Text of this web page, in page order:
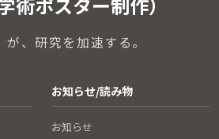
が、研究を加速する。
お知らせ/読み物
お知らせ